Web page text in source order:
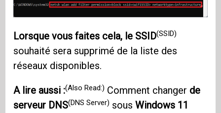
Lorsque vous faites cela, le SSID(SSID)
souhaité sera supprimé de la liste des
réseaux disponibles.
A lire aussi :(Also Read:) Comment changer de
serveur DNS(DNS Server) sousWindows 11